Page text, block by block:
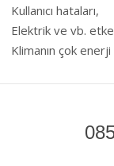
Kullanıcı hataları,
Elektrik ve vb.
Klimanın çok